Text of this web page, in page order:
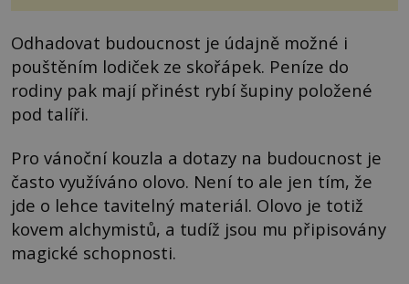
Odhadovat budoucnost je údajně možné i
pouštěním lodiček ze skořápek. Peníze do
rodiny pak mají přinést rybí šupiny položené
pod talíři.
Pro vánoční kouzla a dotazy na budoucnost je
často využíváno olovo. Není to ale jen tím, že
jde o lehce tavitelný materiál. Olovo je totiž
kovem alchymistů, a tudíž jsou mu připisovány
magické schopnosti.